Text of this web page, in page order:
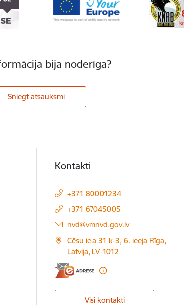
bija noderīga?
Sniegt atsauksmi
Kontakti
+371 80001234
+371 67045005
E-pasts:
nvd@vmnvd.gov.lv
Cēsu iela 31 k-3, 6. ieeja Rīga,
Latvija, LV-1012
Visi kontakti